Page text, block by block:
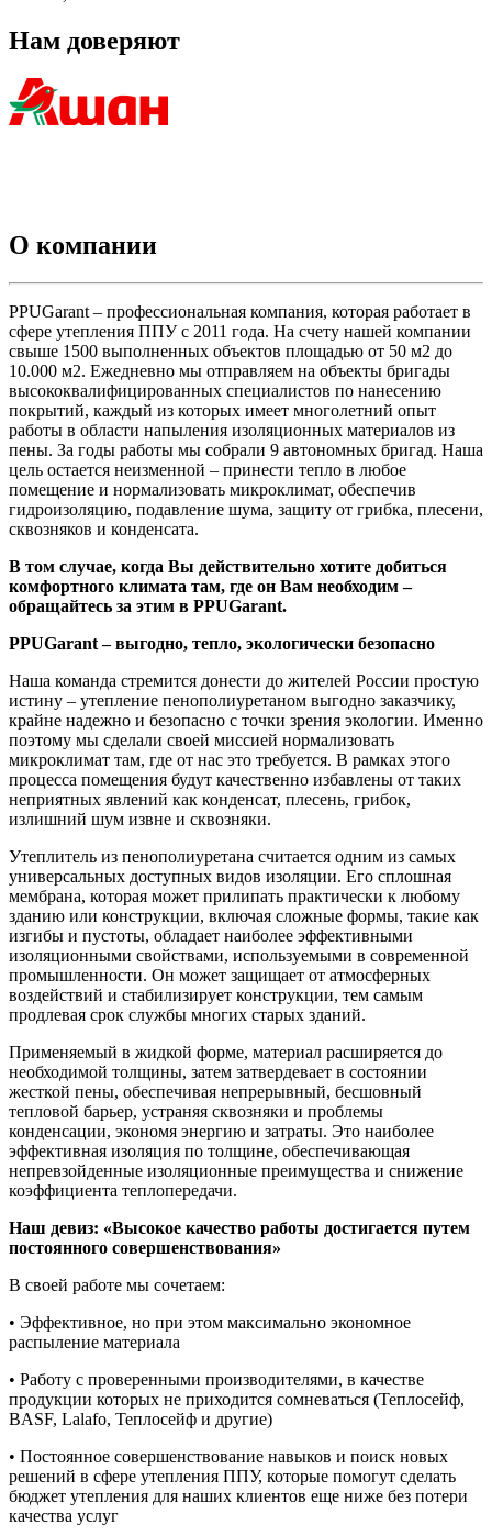
Нам доверяют
О компании
PPUGarant – профессиональная компания, которая работает в
сфере утепления ППУ с 2011 года. На счету нашей компании
свыше 1500 выполненных объектов площадью от 50 м2 до
10.000 м2. Ежедневно мы отправляем на объекты бригады
высококвалифицированных специалистов по нанесению
покрытий, каждый из которых имеет многолетний опыт
работы в области напыления изоляционных материалов из
пены. За годы работы мы собрали 9 автономных бригад. Наша
цель остается неизменной – принести тепло в любое
помещение и нормализовать микроклимат, обеспечив
гидроизоляцию, подавление шума, защиту от грибка, плесени,
сквозняков и конденсата.
В том случае, когда Вы действительно хотите добиться
комфортного климата там, где он Вам необходим –
обращайтесь за этим в PPUGarant.
PPUGarant – выгодно, тепло, экологически безопасно
Наша команда стремится донести до жителей России простую
истину – утепление пенополиуретаном выгодно заказчику,
крайне надежно и безопасно с точки зрения экологии. Именно
поэтому мы сделали своей миссией нормализовать
микроклимат там, где от нас это требуется. В рамках этого
процесса помещения будут качественно избавлены от таких
неприятных явлений как конденсат, плесень, грибок,
излишний шум извне и сквозняки.
Утеплитель из пенополиуретана считается одним из самых
универсальных доступных видов изоляции. Его сплошная
мембрана, которая может прилипать практически к любому
зданию или конструкции, включая сложные формы, такие как
изгибы и пустоты, обладает наиболее эффективными
изоляционными свойствами, используемыми в современной
промышленности. Он может защищает от атмосферных
воздействий и стабилизирует конструкции, тем самым
продлевая срок службы многих старых зданий.
Применяемый в жидкой форме, материал расширяется до
необходимой толщины, затем затвердевает в состоянии
жесткой пены, обеспечивая непрерывный, бесшовный
тепловой барьер, устраняя сквозняки и проблемы
конденсации, экономя энергию и затраты. Это наиболее
эффективная изоляция по толщине, обеспечивающая
непревзойденные изоляционные преимущества и снижение
коэффициента теплопередачи.
Наш девиз: «Высокое качество работы достигается путем
постоянного совершенствования»
В своей работе мы сочетаем:
• Эффективное, но при этом максимально экономное
распыление материала
• Работу с проверенными производителями, в качестве
продукции которых не приходится сомневаться (Теплосейф,
BASF, Lalafo, Теплосейф и другие)
• Постоянное совершенствование навыков и поиск новых
решений в сфере утепления ППУ, которые помогут сделать
бюджет утепления для наших клиентов еще ниже без потери
качества услуг